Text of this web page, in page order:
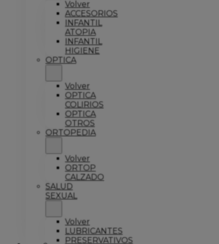
Volver
ACCESORIOS
INFANTIL
ATOPIA
INFANTIL
HIGIENE
OPTICA
Volver
OPTICA
COLIRIOS
OPTICA
OTROS
ORTOPEDIA
Volver
ORTOP
CALZADO
SALUD
SEXUAL
Volver
LUBRICANTES
PRESERVATIVOS